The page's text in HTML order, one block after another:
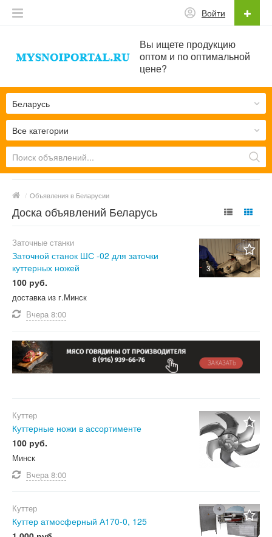
Вы ищете продукцию
оптом и по оптимальной
цене?
Войти
Все категории
Беларусь
/ Объявления в Беларусии
Доска объявлений Беларусь
3
Заточные станки
Заточной станок ШС -02 для заточки
куттерных ножей
100 руб.
доставка из г.Минск
Вчера 8:00
Куттер
Куттерные ножи в ассортименте
100 руб.
Минск
Вчера 8:00
Куттер
Куттер атмосферный А170-0, 125